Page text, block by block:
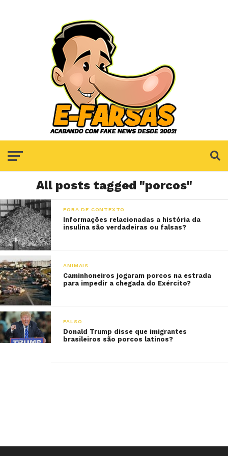
All posts tagged "porcos"
FORA DE CONTEXTO
Informações relacionadas a história da
insulina são verdadeiras ou falsas?
ANIMAIS
Caminhoneiros jogaram porcos na estrada
para impedir a chegada do Exército?
FALSO
Donald Trump disse que imigrantes
brasileiros são porcos latinos?